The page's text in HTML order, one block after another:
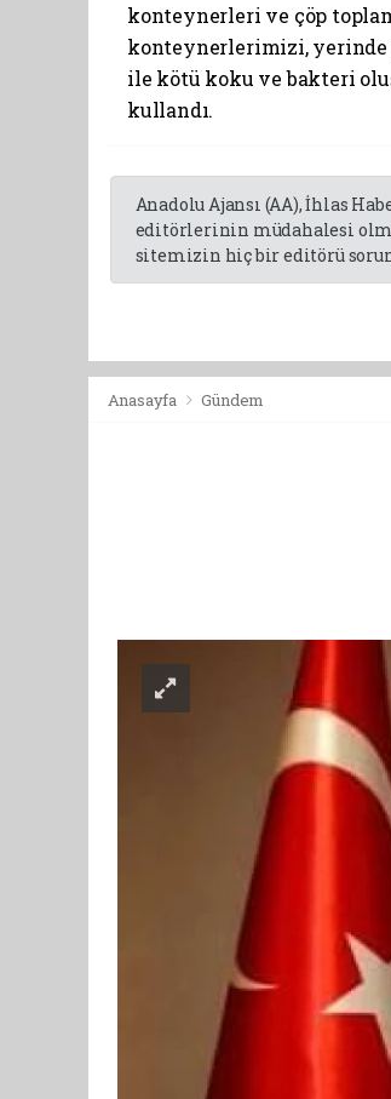
konteynerleri ve çöp
konteynerlerimizi, yerinde
ile kötü koku ve bakteri
kullandı.
Anadolu Ajansı (AA), İhlas
editörlerinin müdahalesi
sitemizin hiç bir editörü
Anasayfa Gündem